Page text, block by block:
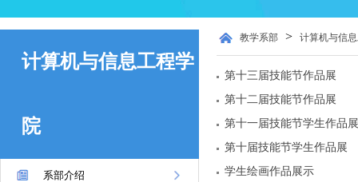
计算机与信息工程学
院
系部介绍
教学系部 > 计算机与信
第十三届技能节作品展
第十二届技能节作品展
第十一届技能节学生作品
第十届技能节学生作品展
学生绘画作品展示